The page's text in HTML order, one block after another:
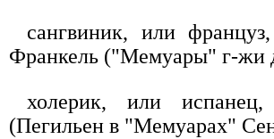
сангвиник, или
Франкель ("Мемуары" г-жи
холерик, или
(Пегильен в "Мемуарах"